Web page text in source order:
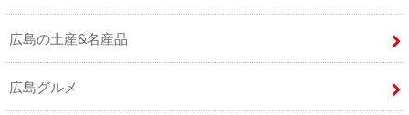
広島の土産&名産品
広島グルメ